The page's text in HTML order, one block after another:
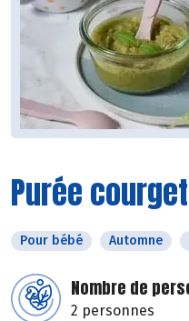
Purée
Pour bébé Automne
Nombre de
2 personnes